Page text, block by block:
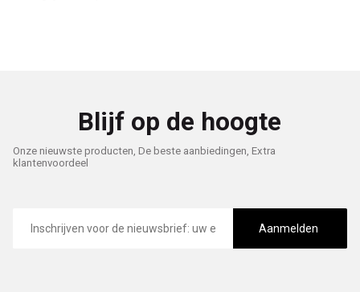
Blijf op de hoogte
Onze nieuwste producten, De beste aanbiedingen, Extra
klantenvoordeel
mailadres
Aanmelden